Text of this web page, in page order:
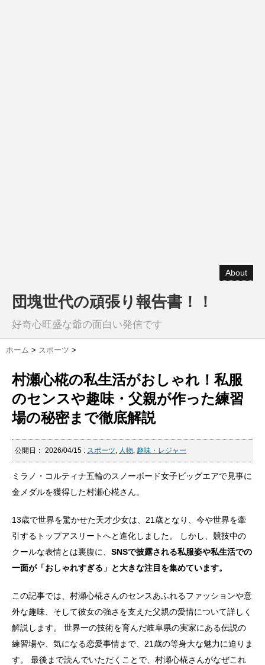
About
団塊世代の頑張り報告書！！
好奇心旺盛な爺の面白い発信です
ホーム > スポーツ >
村瀬心椛の私生活がおしゃれ！私服
のセンスや趣味・父親が作った練習
場の秘密まで徹底解説
公開日： 2026/04/15 : スポーツ, 人物, 趣味・レジャー
ミラノ・コルティナ五輪のスノーボード女子ビッグエアで見事に
金メダルを獲得した村瀬心椛さん。
13歳で世界を驚かせた天才少女は、21歳となり、今や世界を牽
引するトップアスリートへと進化しました。 しかし、競技中の
クールな表情とは裏腹に、 SNSで披露される私服姿や私生活での
一面が「おしゃれすぎる」と大きな注目を集めています。
この記事では、村瀬心椛さんのセンスあふれるファッションや意
外な趣味、そして彼女の強さを支えた父親の愛情について詳しく
解説します。 世界一の技術を育んだ岐阜県の実家にある伝説の
練習場や、気になる恋愛事情まで、21歳の等身大な魅力に迫りま
す。 最後まで読んでいただくことで、村瀬心椛さんがなぜこれ